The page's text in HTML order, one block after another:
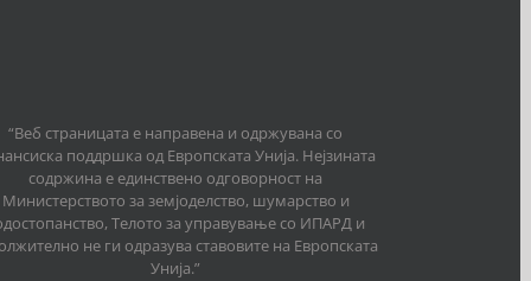
“Веб страницата е направена и одржувана со
поддршка од Европската Унија. Нејзината
содржина е единствено одговорност на
Министерството за земјоделство, шумарство и
Телото за управување со ИПАРД и
не ги одразува ставовите на Европската
Унија.”